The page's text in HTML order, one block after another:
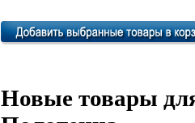
Новые товары